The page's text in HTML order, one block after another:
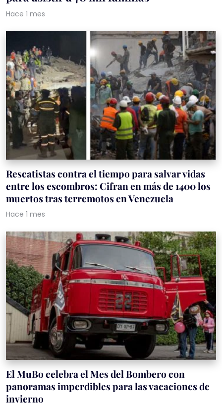
Hace 1 mes
Rescatistas contra el tiempo para salvar vidas
entre los escombros: Cifran en más de 1400 los
muertos tras terremotos en Venezuela
Hace 1 mes
El MuBo celebra el Mes del Bombero con
panoramas imperdibles para las vacaciones de
invierno